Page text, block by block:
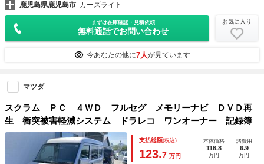
鹿児島県鹿児島市 カーズライト
まずは在庫確認・見積依頼
無料通話でお問い合わせ
お気に入り
今あなたの他に7人が見ています
マツダ
スクラム ＰＣ ４ＷＤ フルセグ メモリーナビ ＤＶＤ再
生 衝突被害軽減システム ドラレコ ワンオーナー 記録簿
支払総額(税込)
123.7 万円
本体価格
116.8
万円
諸費用
6.9
万円